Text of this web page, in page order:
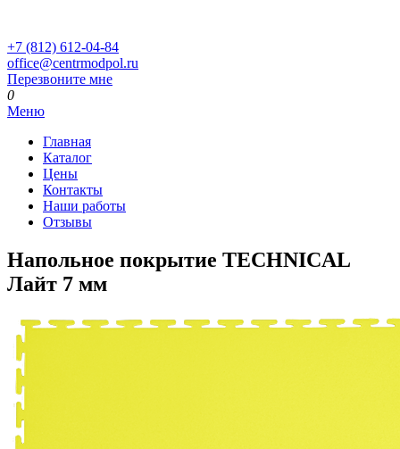
+7 (812) 612-04-84
office@centrmodpol.ru
Перезвоните мне
0
Меню
Главная
Каталог
Цены
Контакты
Наши работы
Отзывы
Напольное покрытие TECHNICAL
Лайт 7 мм